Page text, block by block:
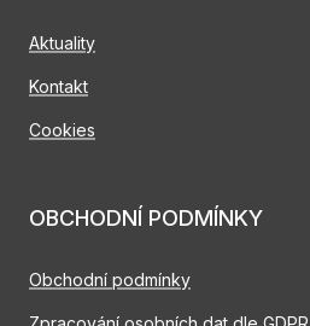
Aktuality
Kontakt
Cookies
OBCHODNÍ PODMÍNKY
Obchodní podmínky